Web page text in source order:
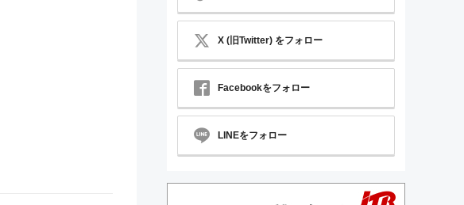
X (旧Twitter) をフォロー
Facebookをフォロー
LINEをフォロー